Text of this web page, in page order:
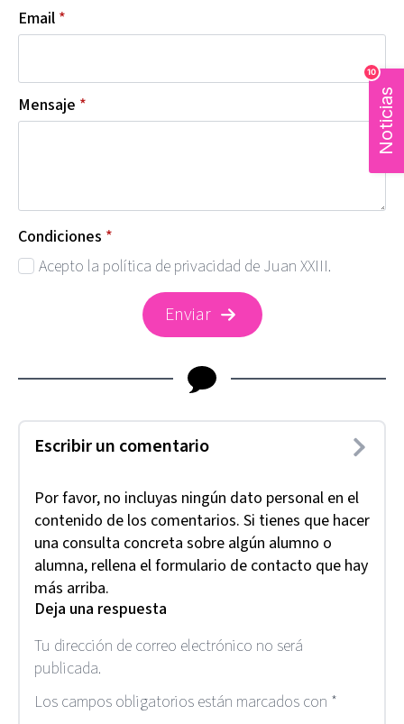
Email *
Mensaje *
Condiciones *
Acepto la política de privacidad de Juan XXIII.
Enviar
Escribir un comentario
Por favor, no incluyas ningún dato personal en el
contenido de los comentarios. Si tienes que hacer
una consulta concreta sobre algún alumno o
alumna, rellena el formulario de contacto que hay
más arriba.
Deja una respuesta
Tu dirección de correo electrónico no será
publicada.
Los campos obligatorios están marcados con *
Noticias
10